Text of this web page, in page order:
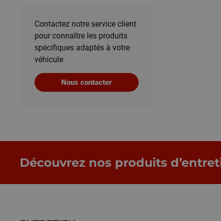
Contactez notre service client
pour connaître les produits
spécifiques adaptés à votre
véhicule
Nous contacter
Découvrez nos produits